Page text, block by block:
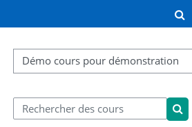
Catégories de cours
Rechercher des cours